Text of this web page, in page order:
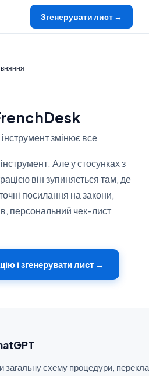
Згенерувати лист →
змінює все
Але у стосунках з
він зупиняється там, де
посилання на закони,
персональний чек-лист
і згенерувати лист →
схему процедури,